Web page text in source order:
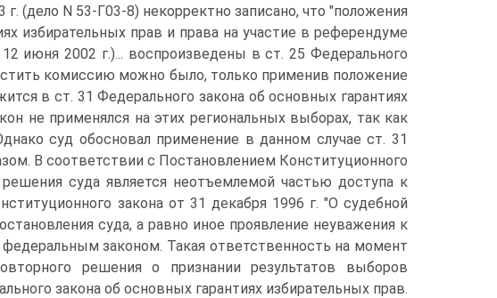
(дело N 53-Г03-8) некорректно записано, что "положения
избирательных прав и права на участие в референдуме
июня 2002 г.)... воспроизведены в ст. 25 Федерального
комиссию можно было, только применив положение
в ст. 31 Федерального закона об основных гарантиях
не применялся на этих региональных выборах, так как
суд обосновал применение в данном случае ст. 31
В соответствии с Постановлением Конституционного
суда является неотъемлемой частью доступа к
закона от 31 декабря 1996 г. "О судебной
суда, а равно иное проявление неуважения к
законом. Такая ответственность на момент
решения о признании результатов выборов
закона об основных гарантиях избирательных прав.